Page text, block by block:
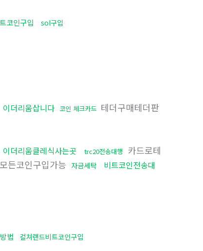
코인구입
sol구입
이더리움삽니다 코인 체크카드 테더구매테더판
이더리움클레식사는곳 trc20전송대행
카드로테
모든코인구입가능 자금세탁
비트코인전송대
법 컬쳐랜드비트코인구입